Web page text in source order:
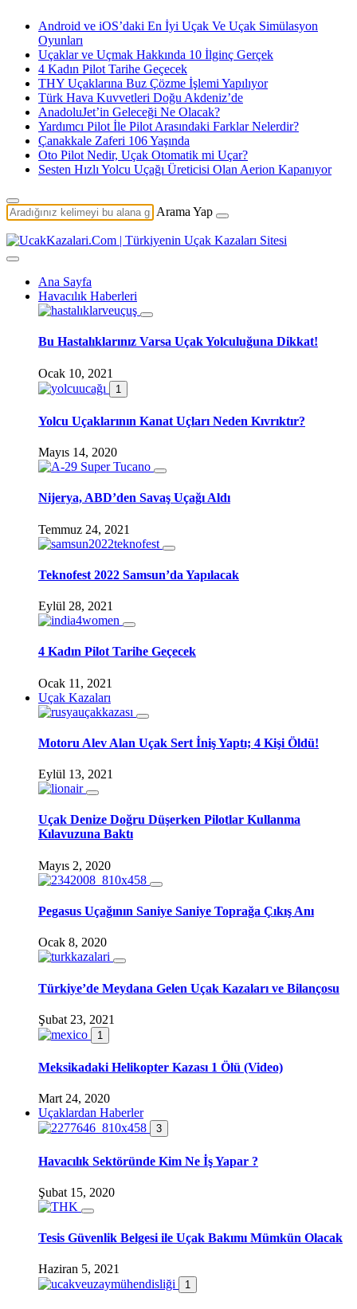
Android ve iOS’daki En İyi Uçak Ve Uçak Simülasyon
Oyunları
Uçaklar ve Uçmak Hakkında 10 İlginç Gerçek
4 Kadın Pilot Tarihe Geçecek
THY Uçaklarına Buz Çözme İşlemi Yapılıyor
Türk Hava Kuvvetleri Doğu Akdeniz’de
AnadoluJet’in Geleceği Ne Olacak?
Yardımcı Pilot İle Pilot Arasındaki Farklar Nelerdir?
Çanakkale Zaferi 106 Yaşında
Oto Pilot Nedir, Uçak Otomatik mi Uçar?
Sesten Hızlı Yolcu Uçağı Üreticisi Olan Aerion Kapanıyor
Arama Yap
Ana Sayfa
Havacılık Haberleri
Bu Hastalıklarınız Varsa Uçak Yolculuğuna Dikkat!
Ocak 10, 2021
1
Yolcu Uçaklarının Kanat Uçları Neden Kıvrıktır?
Mayıs 14, 2020
Nijerya, ABD’den Savaş Uçağı Aldı
Temmuz 24, 2021
Teknofest 2022 Samsun’da Yapılacak
Eylül 28, 2021
4 Kadın Pilot Tarihe Geçecek
Ocak 11, 2021
Uçak Kazaları
Motoru Alev Alan Uçak Sert İniş Yaptı; 4 Kişi Öldü!
Eylül 13, 2021
Uçak Denize Doğru Düşerken Pilotlar Kullanma
Kılavuzuna Baktı
Mayıs 2, 2020
Pegasus Uçağının Saniye Saniye Toprağa Çıkış Anı
Ocak 8, 2020
Türkiye’de Meydana Gelen Uçak Kazaları ve Bilançosu
Şubat 23, 2021
1
Meksikadaki Helikopter Kazası 1 Ölü (Video)
Mart 24, 2020
Uçaklardan Haberler
3
Havacılık Sektöründe Kim Ne İş Yapar ?
Şubat 15, 2020
Tesis Güvenlik Belgesi ile Uçak Bakımı Mümkün Olacak
Haziran 5, 2021
1